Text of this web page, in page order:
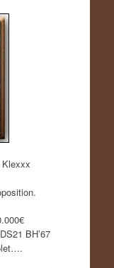
Klexxx
BH’67